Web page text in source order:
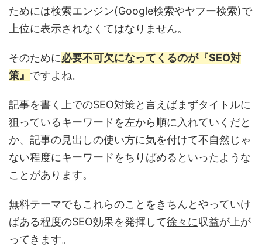
ためには検索エンジン(Google検索やヤフー検索)で
上位に表示されなくてはなりません。
そのために必要不可欠になってくるのが『SEO対
策』 ですよね。
記事を書く上でのSEO対策と言えばまずタイトルに
狙っているキーワードを左から順に入れていくだと
か、記事の見出しの使い方に気を付けて不自然じゃ
ない程度にキーワードをちりばめるといったような
ことがあります。
無料テーマでもこれらのことをきちんとやっていけ
ばある程度のSEO効果を発揮して徐々に収益が上が
ってきます。